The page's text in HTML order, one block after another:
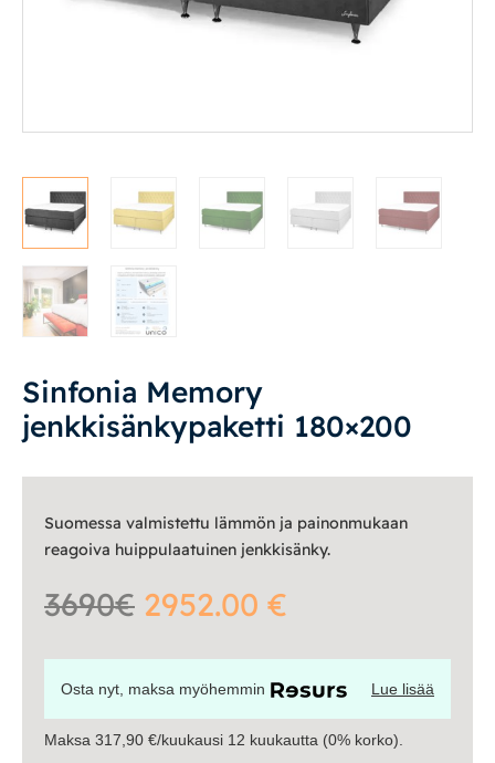
Kerros- ja parvisängyt
Yöpöydät
Lapsille
Lapsille
Pöydät ja tuolit
Säilytys
Matot
Ulkokalusteet
Valaisimet
Vuodesohvat
Sinfonia Memory
jenkkisänkypaketti 180×200
Suomessa valmistettu lämmön ja painonmukaan
reagoiva huippulaatuinen jenkkisänky.
3690€ 2952.00 €
Osta nyt, maksa myöhemmin Lue lisää
Maksa 317,90 €/kuukausi 12 kuukautta (0% korko).